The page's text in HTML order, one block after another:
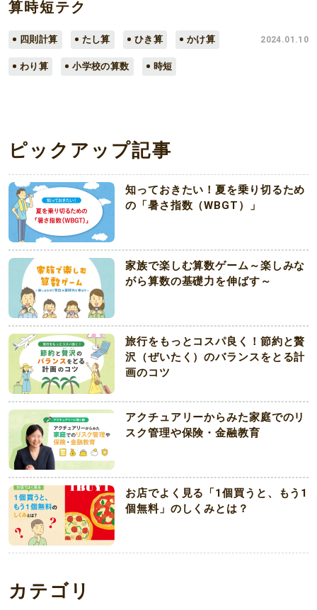
算時短テク
四則計算 たし算 ひき算 かけ算
わり算 小学校の算数 時短
2024.01.10
ピックアップ記事
知っておきたい！夏を乗り切るため
の「暑さ指数（WBGT）」
家族で楽しむ算数ゲーム～楽しみな
がら算数の基礎力を伸ばす～
旅行をもっとコスパ良く！節約と贅
沢（ぜいたく）のバランスをとる計
画のコツ
アクチュアリーからみた家庭でのリ
スク管理や保険・金融教育
お店でよく見る「1個買うと、もう1
個無料」のしくみとは？
カテゴリ